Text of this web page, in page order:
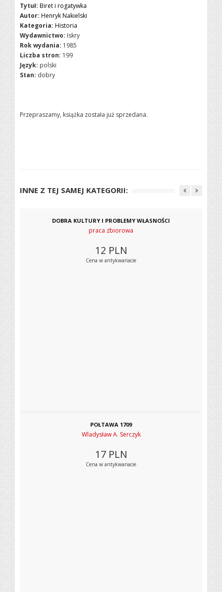
Tytuł: Biret i rogatywka
Autor: Henryk Nakielski
Kategoria: Historia
Wydawnictwo: Iskry
Rok wydania: 1985
Liczba stron: 199
Język: polski
Stan: dobry
Przepraszamy, książka została już sprzedana.
INNE Z TEJ SAMEJ KATEGORII:
DOBRA KULTURY I PROBLEMY WŁASNOŚCI
praca zbiorowa
12 PLN
Cena w antykwariacie
POŁTAWA 1709
Wladysław A. Serczyk
17 PLN
Cena w antykwariacie